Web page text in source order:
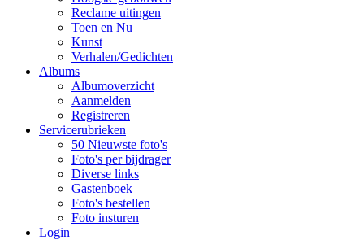
Reclame uitingen
Toen en Nu
Kunst
Verhalen/Gedichten
Albums
Albumoverzicht
Aanmelden
Registreren
Servicerubrieken
50 Nieuwste foto's
Foto's per bijdrager
Diverse links
Gastenboek
Foto's bestellen
Foto insturen
Login